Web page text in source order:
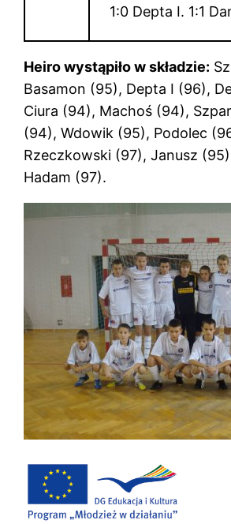
1:0 Depta I. 1:1
Heiro wystąpiło w składzie:
Basamon (95), Depta I (96),
Ciura (94), Machoś (94),
(94), Wdowik (95), Podolec
Rzeczkowski (97), Janusz
Hadam (97).